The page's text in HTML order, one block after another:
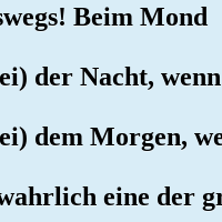
Beim Mond
der Nacht,
dem Morgen,
eine der